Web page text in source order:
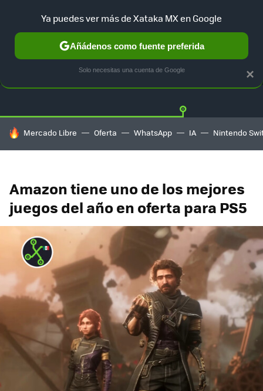
GUÍA DE COMPRAS MERCADO LIBRE
HOY SE HABLA DE
Mercado Libre Oferta WhatsApp IA Nintendo
Amazon tiene uno de los mejores
juegos del año en oferta para PS5
×
Ya puedes ver más de Xataka MX en Google
Añádenos como fuente preferida
Solo necesitas una cuenta de Google